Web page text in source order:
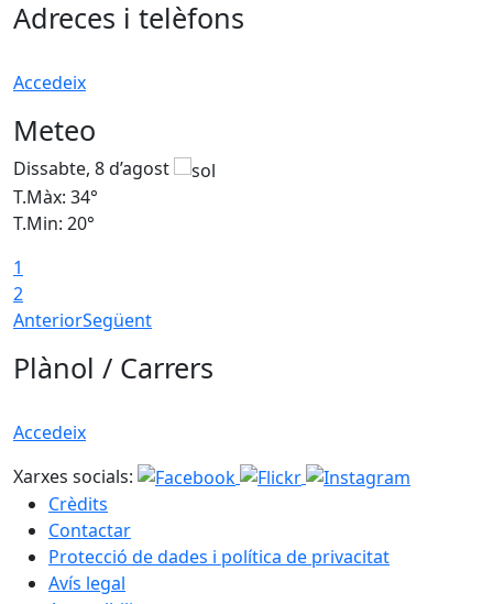
Adreces i telèfons
Accedeix
Meteo
Dissabte, 8 d’agost
T.Màx: 34°
T.Min: 20°
1
2
AnteriorSegüent
Plànol / Carrers
Accedeix
Xarxes socials:
Crèdits
Contactar
Protecció de dades i política de privacitat
Avís legal